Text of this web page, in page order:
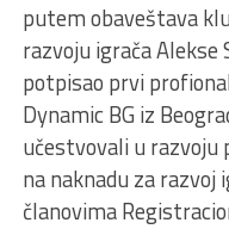
putem obaveštava
razvoju igrača Alekse
potpisao prvi
Dynamic BG iz
učestvovali u razvoju
na naknadu za razvoj
članovima